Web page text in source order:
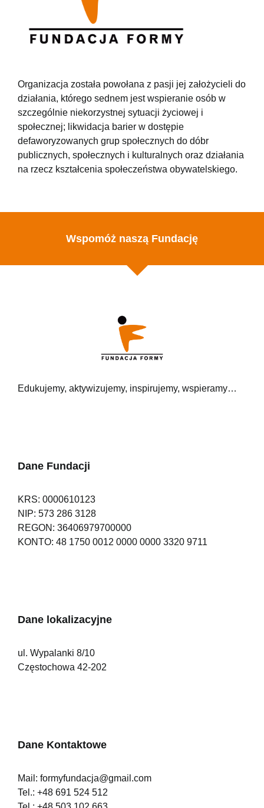
Organizacja została powołana z pasji jej założycieli do
działania, którego sednem jest wspieranie osób w
szczególnie niekorzystnej sytuacji życiowej i
społecznej; likwidacja barier w dostępie
defaworyzowanych grup społecznych do dóbr
publicznych, społecznych i kulturalnych oraz działania
na rzecz kształcenia społeczeństwa obywatelskiego.
Wspomóż naszą Fundację
Edukujemy, aktywizujemy, inspirujemy, wspieramy…
Dane Fundacji
KRS: 0000610123
NIP: 573 286 3128
REGON: 36406979700000
KONTO: 48 1750 0012 0000 0000 3320 9711
Dane lokalizacyjne
ul. Wypalanki 8/10
Częstochowa 42-202
Dane Kontaktowe
Mail: formyfundacja@gmail.com
Tel.: +48 691 524 512